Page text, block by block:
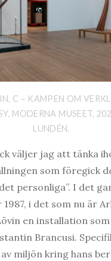
C – KAMPEN OM
MODERNA MUSEET,
LUNDÉN.
väljer jag att tänka
som föregick
personliga”. I det
i det som nu är
en installation
Brancusi.
miljön kring hans